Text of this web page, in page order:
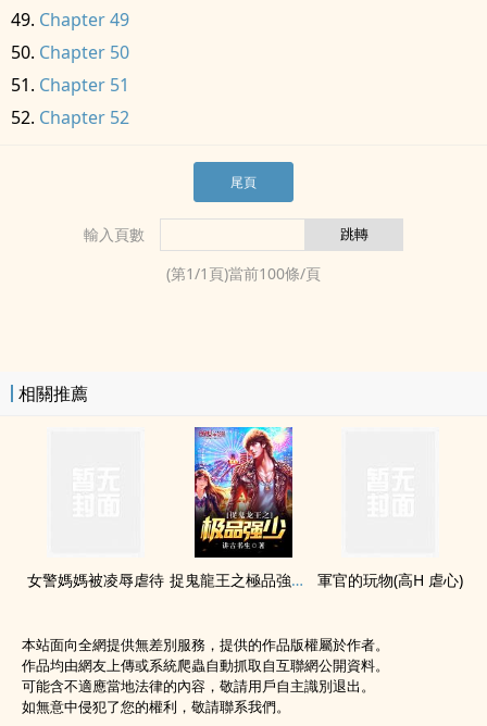
Chapter 49
Chapter 50
Chapter 51
Chapter 52
尾頁
輸入頁數
(第1/1 頁)當前100條/頁
相關推薦
女警媽媽被‍‎​凌­辱­‌虐待 捉鬼龍王之極品強少（龍王之我是至尊） 軍官的玩物(­高‍‎‎H­‍​ 虐心)
本站面向全網提供無差別服務，提供的作品版權屬於作者。
作品均由網友上傳或系統爬蟲自動抓取自互聯網公開資料。
可能含不適應當地法律的內容，敬請用戶自主識別退出。
如無意中侵犯了您的權利，敬請聯系我們。